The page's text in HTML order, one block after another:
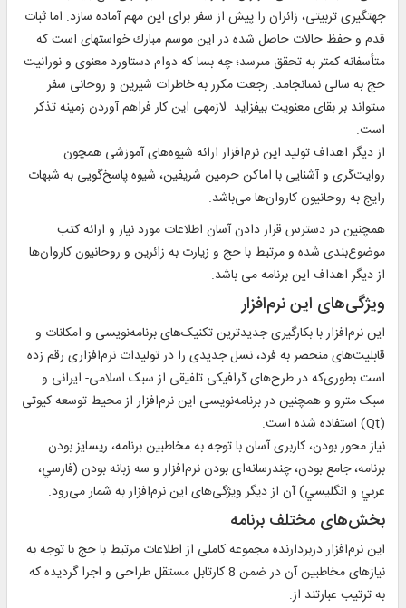
جهت‏گيرى تربيتى، زائران را پيش از سفر براى اين مهم آماده سازد. اما ثبات
قدم و حفظ حالات حاصل شده در اين موسم مبارك خواسته‏اى است كه
متأسفانه كمتر به تحقق مى‏رسد؛ چه بسا كه دوام دستاورد معنوى و نورانيت
حج به سالى نمى‏انجامد. رجعت مكرر به خاطرات شيرين و روحانى سفر
مى‏تواند بر بقاى معنويت بيفزايد. لازمه‏ى اين كار فراهم آوردن زمينه تذكر
است.
از دیگر اهداف توليد اين نرم‌افزار ارائه شيوه‌های آموزشی همچون
روايت‌گری و آشنایی با اماکن حرمين شريفين، شيوه پاسخ‌گویی به شبهات
رايج به روحانيون کاروان‌ها می‌باشد.
همچنين در دسترس قرار دادن آسان اطلاعات مورد نياز و ارائه کتب
موضوع‌بندی شده و مرتبط با حج و زيارت به زائرين و روحانيون کاروان‌ها
از دیگر اهداف این برنامه می باشد.
ويژگی‌های این نرم‌افزار
این نرم‌افزار با بکارگیری جدیدترین تکنیک‌های برنامه‌نویسی و امکانات و
قابلیت‌های منحصر به فرد، نسل جدیدی را در تولیدات نرم‌افزاری رقم زده
است بطوری‌که در طرح‌های گرافیکی تلفیقی از سبک اسلامی- ایرانی و
سبک مترو و همچنین در برنامه‌نويسی اين نرم‌افزار از محیط توسعه کیوتی
(Qt) استفاده شده است.
نياز محور بودن، کاربری آسان با توجه به مخاطبين برنامه، ريسایز بودن
برنامه، جامع بودن، چند‌رسانه‌ای بودن نرم‌افزار و سه زبانه بودن (فارسي،
عربي و انگليسي) آن از ديگر ويژگی‌های این نرم‌افزار به شمار می‌رود.
بخش‌های مختلف برنامه
اين نرم‌افزار دربردارنده مجموعه کاملی از اطلاعات مرتبط با حج با توجه به
نيازهای مخاطبين آن در ضمن 8 کارتابل مستقل طراحی و اجرا گرديده که
به ترتیب عبارتند از: